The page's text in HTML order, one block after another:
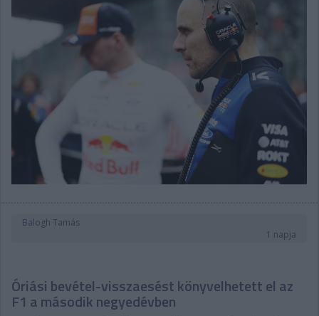
Balogh Tamás
1 napja
Óriási bevétel-visszaesést könyvelhetett el az
F1 a második negyedévben